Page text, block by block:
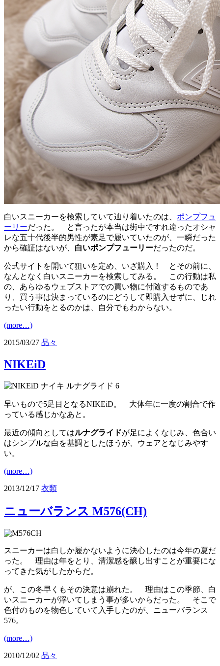
白いスニーカーを検索していて辿り着いたのは、 ポンプフュ
ーリーだった。 と言ったが本当は街中ですれ違ったオシャ
レな五十代後半的男性が素足で履いていたのが、一瞬だった
から確証はないが、 白いポンプフューリーだったのだ。
公式サイトを開いて狙いを定め、いざ購入！ とその前に、
なんとなく白いスニーカーを検索してみる。 この行動は私
の、あらゆるウェブストアでの買い物に付随するものであ
り、買う事は決まっているのにどうして即購入せずに、じれ
ったい行動をとるのかは、自分でもわからない。
(more…)
2015/03/27 品々
NIKEiD
早いもので5足目となるNIKEiD。 大体年に一度の割合で作
っている感じかなあと。
最近の傾向としてはルナグライドが足によくなじみ、色合い
はシンプルな白を基調としたほうが、ウェアとなじみやす
い。
(more…)
2013/12/17 衣類
ニューバランス M576(CH)
スニーカーは白しか履かないように決心したのは今年の夏だ
った。 理由は年をとり、清潔感を醸し出すことが重要にな
ってきた気がしたからだ。
が、この冬早くもその決意は崩れた。 理由はこの季節、白
いスニーカーが浮いてしまう事が多いからだった。 そこで
色付のものを物色していて入手したのが、ニューバランス
576。
(more…)
2010/12/02 品々